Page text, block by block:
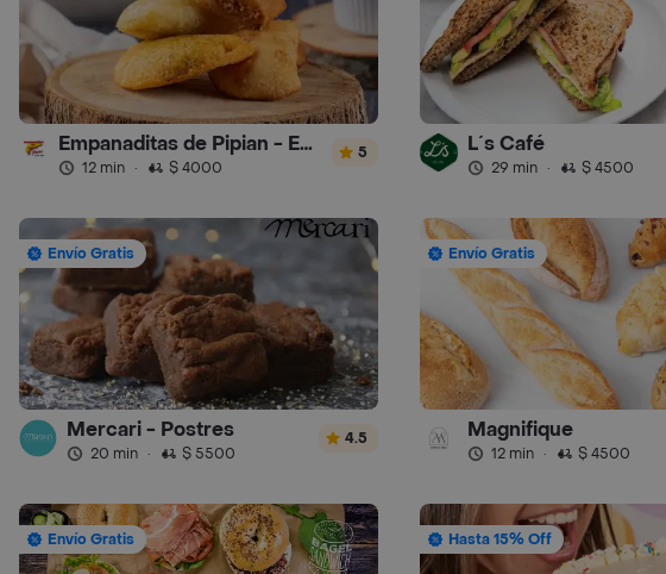
Empanaditas de Pipian - Empanadas
12 min · $ 4000
5 L´s Café
29 min · $ 4500
Envío Gratis
Mercari - Postres
20 min · $ 5500
4.5
Envío Gratis
Magnifique
12 min · $ 4500
Envío Gratis Hasta 15% Off